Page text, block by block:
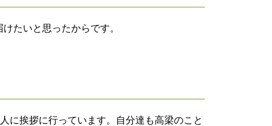
たいと思ったからです。
に挨拶に行っています。自分達も高梁のこと